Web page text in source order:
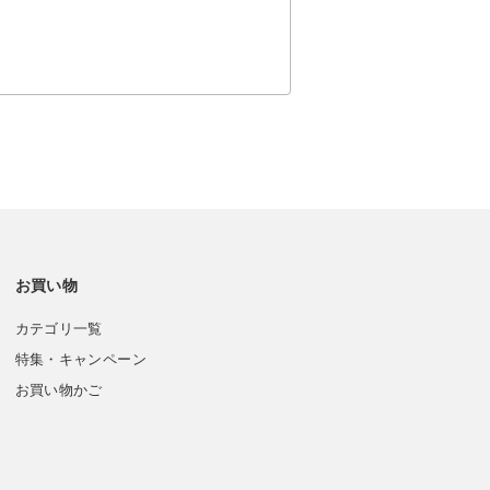
お買い物
カテゴリ一覧
特集・キャンペーン
お買い物かご